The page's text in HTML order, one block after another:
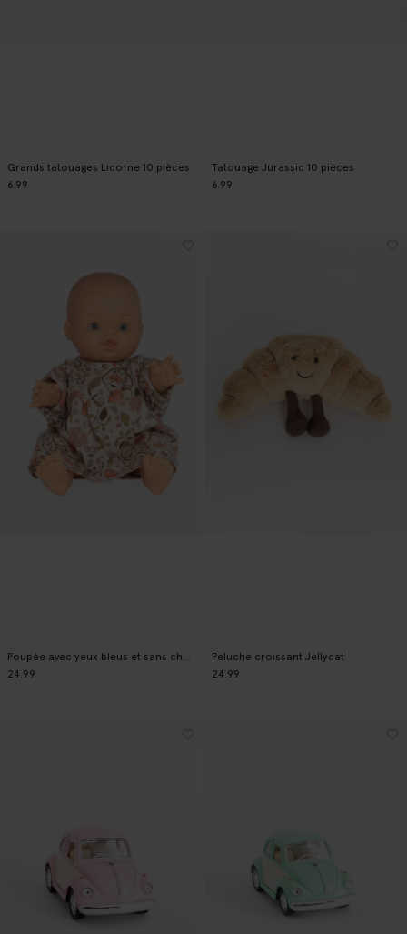
Grands tatouages Licorne 10 pièces
6.99
Tatouage Jurassic 10 pièces
6.99
Poupée avec yeux bleus et sans cheveux
24.99
Peluche croissant Jellycat
24.99